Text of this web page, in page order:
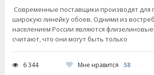
Современные поставщики производят для
широкую линейку обоев. Одними из
населением России являются
считают, что они могут быть только
6 344 Мне нравится 58